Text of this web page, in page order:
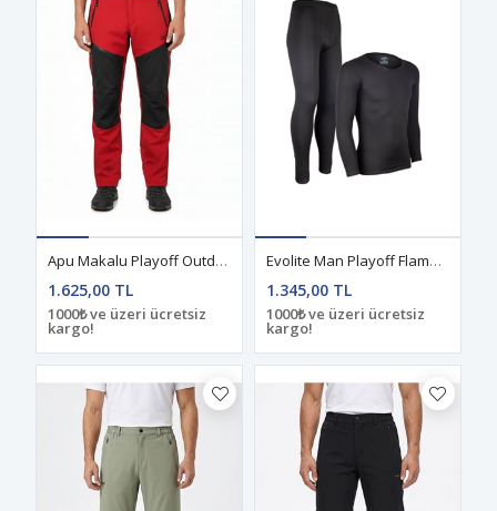
Apu Makalu Playoff Outdoor Erkek Pantolon Kırmızı
1.625,00 TL
1000₺ ve üzeri ücretsiz
kargo!
Evolite Man Playoff Flame Termal İçlik
1.345,00 TL
1000₺ ve üzeri ücretsiz
kargo!